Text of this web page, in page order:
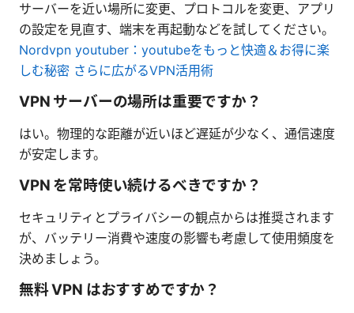
サーバーを近い場所に変更、プロトコルを変更、アプリ
の設定を見直す、端末を再起動などを試してください。
Nordvpn youtuber：youtubeをもっと快適＆お得に楽
しむ秘密 さらに広がるVPN活用術
VPN サーバーの場所は重要ですか？
はい。物理的な距離が近いほど遅延が少なく、通信速度
が安定します。
VPN を常時使い続けるべきですか？
セキュリティとプライバシーの観点からは推奨されます
が、バッテリー消費や速度の影響も考慮して使用頻度を
決めましょう。
無料 VPN はおすすめですか？